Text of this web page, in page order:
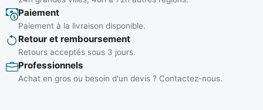
Paiement
Paiement à la livraison disponible.
Retour et remboursement
Retours acceptés sous 3 jours.
Professionnels
Achat en gros ou besoin d'un devis ? Contactez-nous.